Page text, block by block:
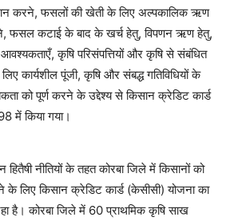
करने, फसलों की खेती के लिए अल्पकालिक ऋण
फसल कटाई के बाद के खर्च हेतु, विपणन ऋण हेतु,
आवश्यकताएँ, कृषि परिसंपत्तियों और कृषि से संबंधित
कार्यशील पूंजी, कृषि और संबद्ध गतिविधियों के
को पूर्ण करने के उद्देश्य से किसान क्रेडिट कार्ड
में किया गया।
नीतियों के तहत कोरबा जिले में किसानों को
के लिए किसान क्रेडिट कार्ड (केसीसी) योजना का
है। कोरबा जिले में 60 प्राथमिक कृषि साख